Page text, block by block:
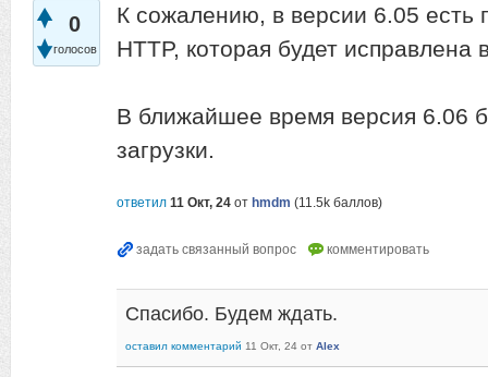
0
голосов
К сожалению, в версии 6.05 есть
HTTP, которая будет исправлена
В ближайшее время версия 6.06
загрузки.
ответил 11 Окт, 24 от hmdm (11.5k баллов)
Спасибо. Будем ждать.
оставил комментарий 11 Окт, 24 от Alex